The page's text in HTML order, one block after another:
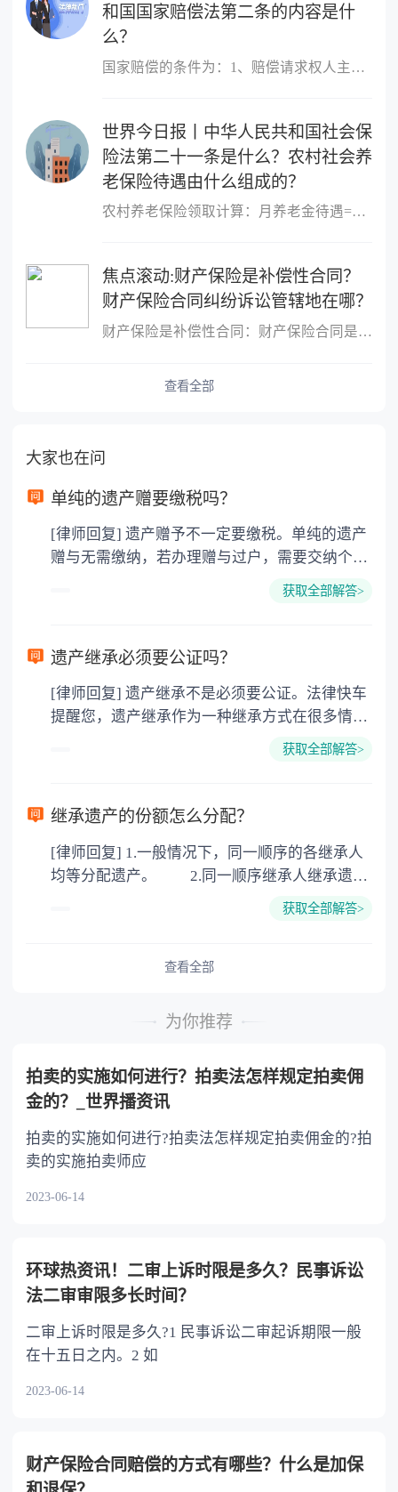
和国国家赔偿法第二条的内容是什
么？
国家赔偿的条件为：1、赔偿请求权人主体适格。2、有具体的赔偿请求
世界今日报丨中华人民共和国社会保
险法第二十一条是什么？农村社会养
老保险待遇由什么组成的？
农村养老保险领取计算：月养老金待遇=基础养老金+个人账户总额&divi
焦点滚动:财产保险是补偿性合同？
财产保险合同纠纷诉讼管辖地在哪？
财产保险是补偿性合同：财产保险合同是一种补偿性合同，它主要是以
查看全部
大家也在问
单纯的遗产赠要缴税吗？
[律师回复] 遗产赠予不一定要缴税。单纯的遗产
赠与无需缴纳，若办理赠与过户，需要交纳个人
所得税、契税和公证费。赠与过户是没有增值税
要缴纳公证费，具体如下： 1. 公证费：按房
3. 印花税：按房屋评估价的0.05%缴纳 4. 土
地增值税：按房价1%缴纳 5. 房屋产权登记费：
获取全部解答>
遗产继承必须要公证吗？
[律师回复] 遗产继承不是必须要公证。法律快车
提醒您，遗产继承作为一种继承方式在很多情况
下都是不需要公证的，当然，如果需要公正的也
以防对财产继承发生纠纷，可以对遗产继承进行
公证。
获取全部解答>
继承遗产的份额怎么分配？
[律师回复] 1.一般情况下，同一顺序的各继承人
均等分配遗产。 2.同一顺序继承人继承遗产
或者与被继承人共同生活的继承人，分配遗产
的继承人，不尽扶养义务的，分配遗产时，应当
获取全部解答>
查看全部
为你推荐
拍卖的实施如何进行？拍卖法怎样规定拍卖佣
金的？_世界播资讯
拍卖的实施如何进行?拍卖法怎样规定拍卖佣金的?拍
卖的实施拍卖师应
2023-06-14
环球热资讯！二审上诉时限是多久？民事诉讼
法二审审限多长时间？
二审上诉时限是多久?1 民事诉讼二审起诉期限一般
在十五日之内。2 如
2023-06-14
财产保险合同赔偿的方式有哪些？什么是加保